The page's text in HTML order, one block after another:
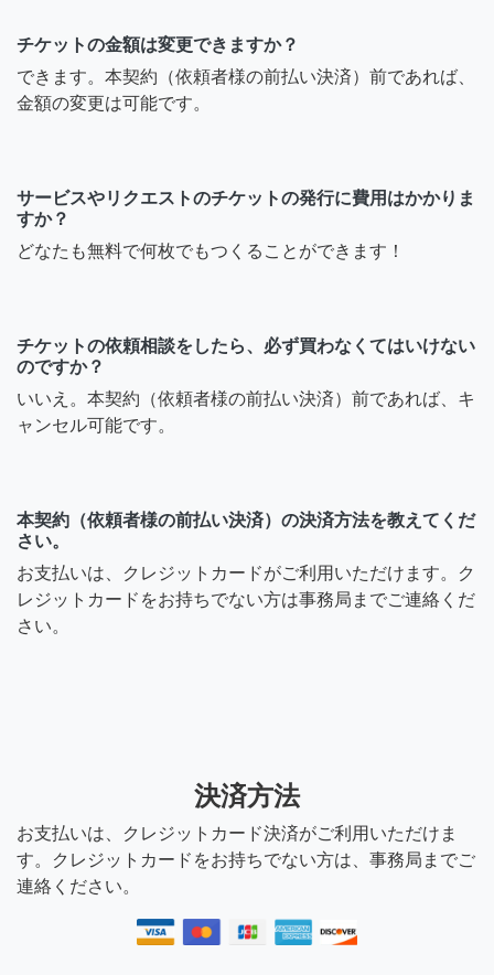
チケットの金額は変更できますか？
できます。本契約（依頼者様の前払い決済）前であれば、
金額の変更は可能です。
サービスやリクエストのチケットの発行に費用はかかりま
すか？
どなたも無料で何枚でもつくることができます！
チケットの依頼相談をしたら、必ず買わなくてはいけない
のですか？
いいえ。本契約（依頼者様の前払い決済）前であれば、キ
ャンセル可能です。
本契約（依頼者様の前払い決済）の決済方法を教えてくだ
さい。
お支払いは、クレジットカードがご利用いただけます。ク
レジットカードをお持ちでない方は事務局までご連絡くだ
さい。
決済方法
お支払いは、クレジットカード決済がご利用いただけま
す。クレジットカードをお持ちでない方は、事務局までご
連絡ください。